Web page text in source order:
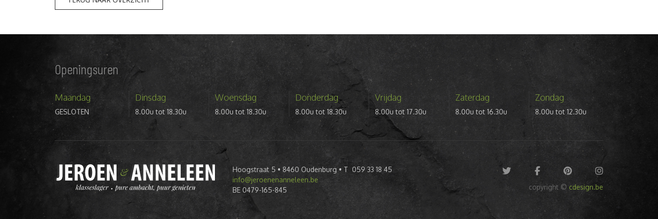
Openingsuren
Maandag
GESLOTEN
Dinsdag
8.00u tot 18.30u
Woensdag
8.00u tot 18.30u
Donderdag
8.00u tot 18.30u
Vrijdag
8.00u tot 17.30u
Zaterdag
8.00u tot 16.30u
Zondag
8.00u tot 12.30u
Hoogstraat 5 • 8460 Oudenburg • T 059 33 18 45
info@jeroenenanneleen.be
BE 0479-165-845
copyright © cdesign.be